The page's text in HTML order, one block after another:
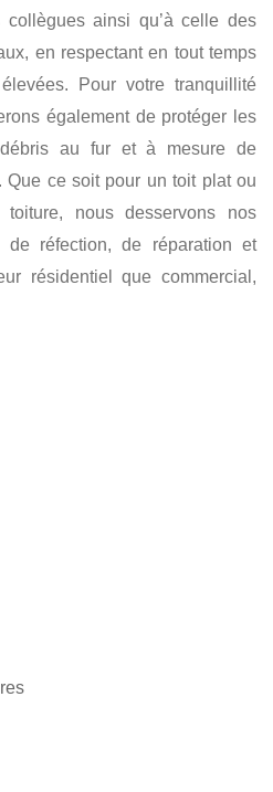
ainsi qu’à celle des
en respectant en tout temps
Pour votre tranquillité
également de protéger les
au fur et à mesure de
Que ce soit pour un toit plat ou
nous desservons nos
de réfection, de réparation et
résidentiel que commercial,